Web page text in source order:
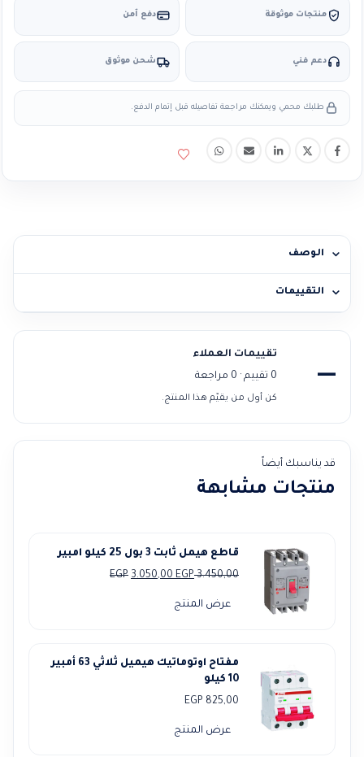
منتجات موثوقة دفع آمن
دعم فني شحن موثوق
طلبك محمي ويمكنك مراجعة تفاصيله قبل إتمام الدفع.
الوصف
التقييمات
—
تقييمات العملاء
0 تقييم · 0 مراجعة
كن أول من يقيّم هذا المنتج.
قد يناسبك أيضاً
منتجات مشابهة
قاطع هيمل ثابت 3 بول 25 كيلو امبير
3.450,00
EGP
السعر 3.050,00EGP
السعر
عرض المنتج
مفتاح اوتوماتيك هيميل ثلاثي 63 أمبير
10 كيلو
825,00
EGP
عرض المنتج